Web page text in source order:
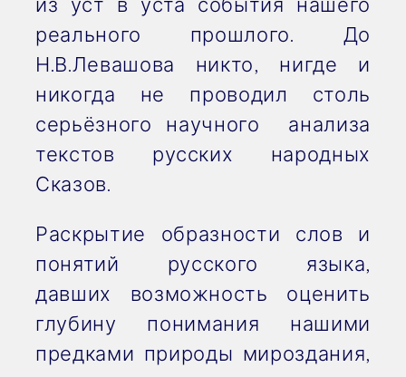
из уст в уста события нашего
реального прошлого. До
Н.В.Левашова никто, нигде и
никогда не проводил столь
серьёзного научного анализа
текстов русских народных
Сказов.
Раскрытие образности слов и
понятий русского языка,
давших возможность оценить
глубину понимания нашими
предками природы мироздания,